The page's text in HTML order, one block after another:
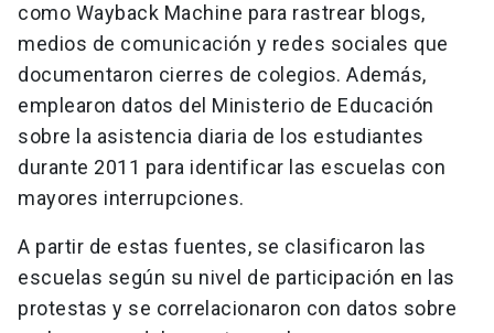
como Wayback Machine para rastrear blogs,
medios de comunicación y redes sociales que
documentaron cierres de colegios. Además,
emplearon datos del Ministerio de Educación
sobre la asistencia diaria de los estudiantes
durante 2011 para identificar las escuelas con
mayores interrupciones.
A partir de estas fuentes, se clasificaron las
escuelas según su nivel de participación en las
protestas y se correlacionaron con datos sobre